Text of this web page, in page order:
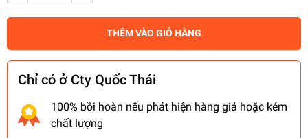
THÊM VÀO GIỎ HÀNG
Chỉ có ở Cty Quốc Thái
100% bồi hoàn nếu phát hiện hàng giả hoặc kém
chất lượng